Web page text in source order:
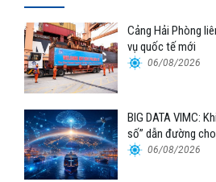
Cảng Hải Phòng
vụ quốc tế mới
06/08/2026
BIG DATA VIMC:
số” dẫn đường
06/08/2026